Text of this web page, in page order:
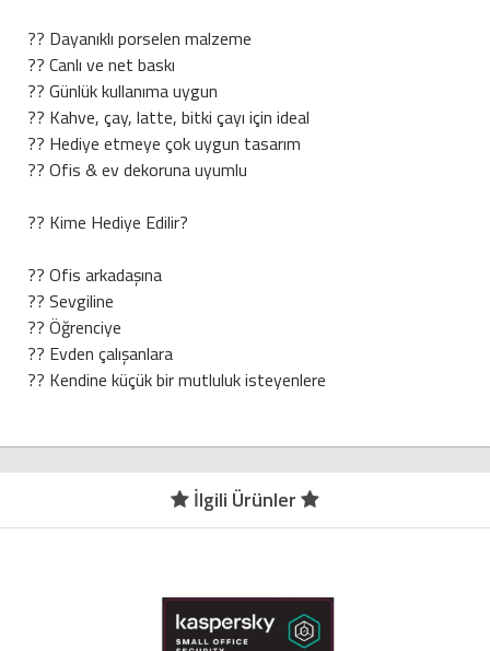
?? Dayanıklı porselen malzeme
?? Canlı ve net baskı
?? Günlük kullanıma uygun
?? Kahve, çay, latte, bitki çayı için ideal
?? Hediye etmeye çok uygun tasarım
?? Ofis & ev dekoruna uyumlu
?? Kime Hediye Edilir?
?? Ofis arkadaşına
?? Sevgiline
?? Öğrenciye
?? Evden çalışanlara
?? Kendine küçük bir mutluluk isteyenlere
İlgili Ürünler